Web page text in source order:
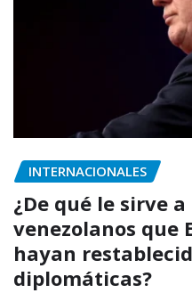
INTERNACIONALES
¿De qué le sirve
venezolanos que
hayan
diplomáticas?